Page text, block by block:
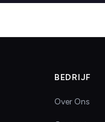
BEDRIJF
Over Ons